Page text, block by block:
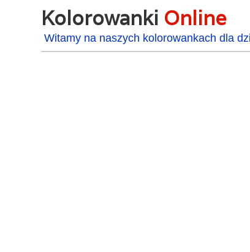
Kolorowanki Online
Witamy na naszych kolorowankach dla